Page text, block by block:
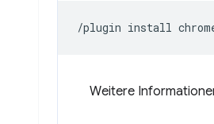
/plugin install
Weitere